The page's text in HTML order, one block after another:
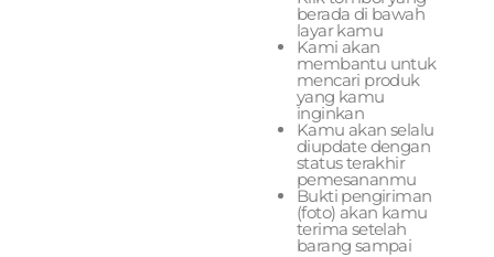
berada di bawah
layar kamu
Kami akan
membantu untuk
mencari produk
yang kamu
inginkan
Kamu akan selalu
diupdate dengan
status terakhir
pemesananmu
Bukti pengiriman
(foto) akan kamu
terima setelah
barang sampai